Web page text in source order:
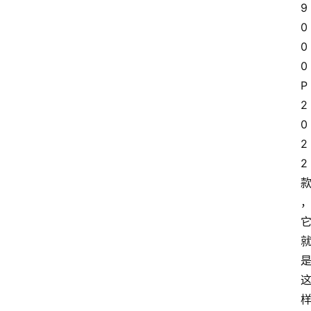
9
0
0
0
P
2
0
2
2
款
，
它
就
是
这
样